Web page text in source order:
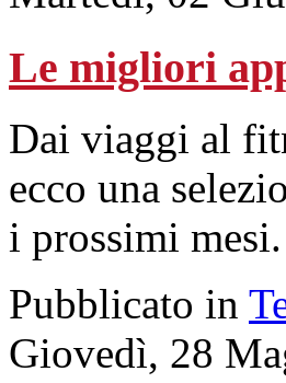
Le migliori
Dai viaggi al
ecco una
i prossimi mesi.
Pubblicato in
Giovedì, 28